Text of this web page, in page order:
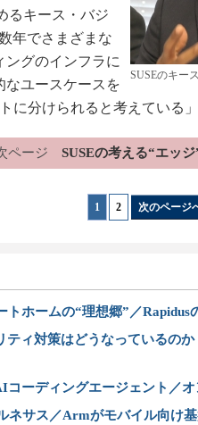
SUSEのキー
るキース・バジ
年でさまざまな
ングのインフラに
なユースケースを
に分けられると考えている」
ページ SUSEの考える“エッ
1 2 次のページ
トホームの“理想郷”／Rapidus
ティ対策はどうなっているの
ーディングエージェント／
ネサス／Armがモバイル向け